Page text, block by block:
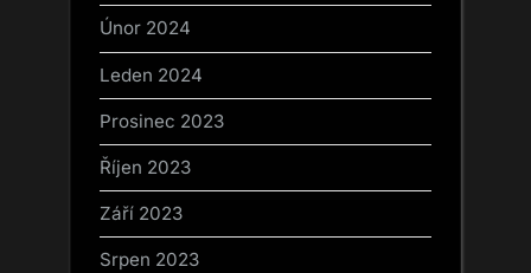
Únor 2024
Leden 2024
Prosinec 2023
Říjen 2023
Září 2023
Srpen 2023